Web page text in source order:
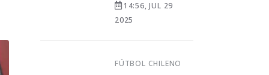
14:56, JUL 29
2025
FÚTBOL CHILENO